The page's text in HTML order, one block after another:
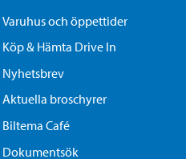
Varuhus och öppettider
Köp & Hämta Drive In
Nyhetsbrev
Aktuella broschyrer
Biltema Café
Dokumentsök